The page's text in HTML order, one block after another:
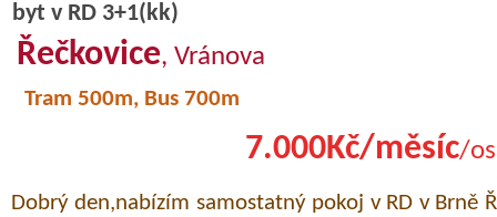
byt v RD 3+1(kk)
Řečkovice, Vránova
Tram 500m, Bus 700m
7.000Kč/měsíc/
Dobrý den,nabízím samostatný pokoj v RD v Brně